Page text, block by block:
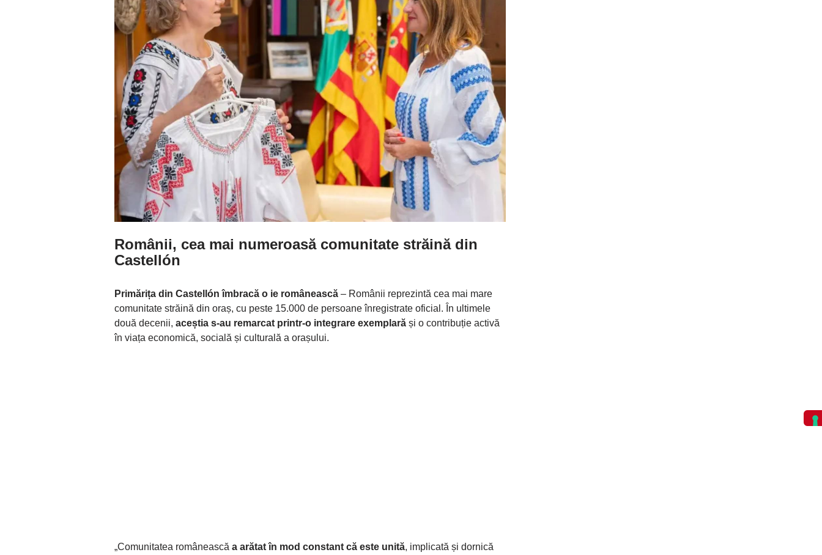
Românii, cea mai numeroasă comunitate străină din
Castellón
Primărița din Castellón îmbracă o ie românească – Românii reprezintă cea mai mare
comunitate străină din oraș, cu peste 15.000 de persoane înregistrate oficial. În ultimele
două decenii, aceștia s-au remarcat printr-o integrare exemplară și o contribuție activă
în viața economică, socială și culturală a orașului.
„Comunitatea românească a arătat în mod constant că este unită, implicată și dornică